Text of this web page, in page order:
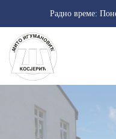
Радно време: